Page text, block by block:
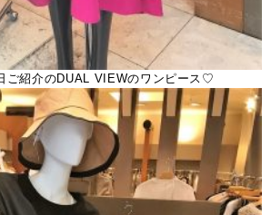
ご紹介のDUAL VIEWのワンピース♡